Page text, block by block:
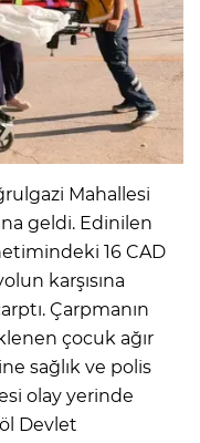
Mahallesi
geldi. Edinilen
16 CAD
karşısına
Çarpmanın
çocuk ağır
sağlık ve polis
olay yerinde
Devlet